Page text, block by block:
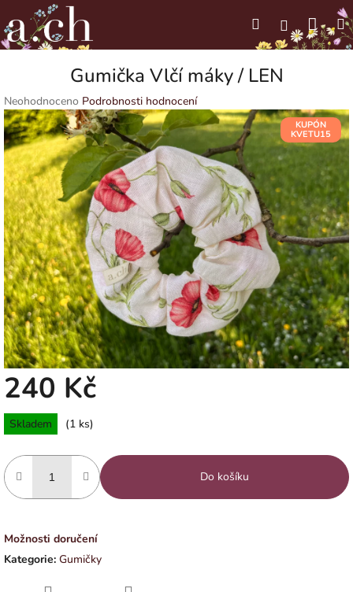
na
obsah
HledatPřihlášení
Gumička Vlčí máky / LEN
Průměrné
hodnocení
produktu
je
0,0
z
5
hvězdiček.
Neohodnoceno Podrobnosti hodnocení
KUPÓN
KVETU15
240 Kč
Měrná
cena:
Skladem (1 ks)
Do košíku
Možnosti doručení
Kategorie: Gumičky